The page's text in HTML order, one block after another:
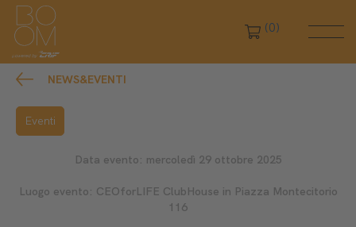
(0)
NEWS&EVENTI
Eventi
Data evento: mercoledì 29 ottobre 2025
Luogo evento: CEOforLIFE ClubHouse in Piazza Montecitorio
116